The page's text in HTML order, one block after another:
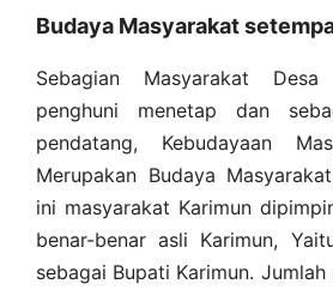
Budaya Masyarakat
Sebagian Masyarakat
penghuni menetap dan
pendatang, Kebudayaan
Merupakan Budaya
ini masyarakat Karimun
benar-benar asli Karimun,
sebagai Bupati Karimun.